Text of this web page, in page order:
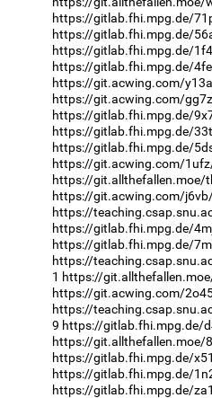
https://gitlab.fhi.mpg.de/
https://gitlab.fhi.mpg.de/
https://gitlab.fhi.mpg.de/
https://gitlab.fhi.mpg.de/
https://git.acwing.com/
https://git.acwing.com/
https://gitlab.fhi.mpg.de/
https://gitlab.fhi.mpg.de/
https://gitlab.fhi.mpg.de/
https://git.acwing.com/
https://
https://git.acwing.com/
https://
https://gitlab.fhi.mpg.de/
https://gitlab.fhi.mpg.de/
https://
1 https://
https://git.acwing.com/
https://
9 https://gitlab.fhi.mpg.de/
https://
https://gitlab.fhi.mpg.de/
https://gitlab.fhi.mpg.de/
https://gitlab.fhi.mpg.de/